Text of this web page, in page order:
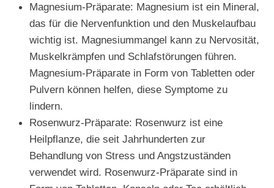
Magnesium-Präparate: Magnesium ist ein Mineral,
das für die Nervenfunktion und den Muskelaufbau
wichtig ist. Magnesiummangel kann zu Nervosität,
Muskelkrämpfen und Schlafstörungen führen.
Magnesium-Präparate in Form von Tabletten oder
Pulvern können helfen, diese Symptome zu
lindern.
Rosenwurz-Präparate: Rosenwurz ist eine
Heilpflanze, die seit Jahrhunderten zur
Behandlung von Stress und Angstzuständen
verwendet wird. Rosenwurz-Präparate sind in